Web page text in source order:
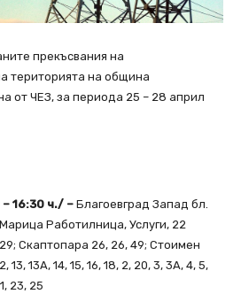
прекъсвания на
територията на община
от ЧЕЗ, за периода 25 – 28 април
16:30 ч./ – Благоевград Запад бл.
Работилница, Услуги, 22
Скаптопара 26, 26, 49; Стоимен
13, 13А, 14, 15, 16, 18, 2, 20, 3, 3А, 4, 5,
23, 25